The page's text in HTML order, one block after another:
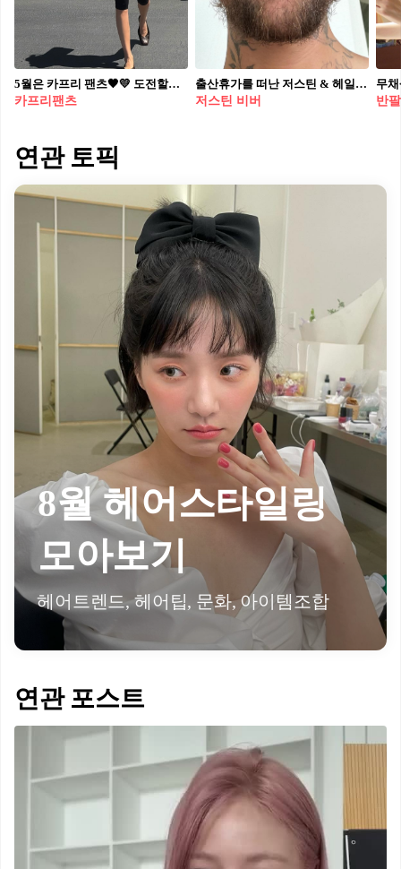
5월은 카프리 팬츠🖤💛 도전할때! 카프리 팬츠?! 이렇게 하면 예쁘게 따라할 수 있어요✍️ 페라리 옆에 선 켄달 제너(Kendall Jenner). 슬림 핏 화이트 롱 슬리브 톱에 블랙 카프리 레깅스로 라인을 정리한 미니멀 룩입니다. 카프리는 아다놀라(Adanola)의 얼티밋 라인 카프리 레깅스. 켄달이 반복 착용해온 베스트셀러예요. 에밀리 라타이코프스키(Emily Ratajkowski)도 아다놀라 카프리를 즐겨 입는 셀럽. 빈티지 그래픽 티에 슬링백 힐, 블랙 롱 자켓에 토 스트랩 뮬 매치. 굽 신발로 일상 룩을 드레시하게 끌어올립니다. 최근 화제가 된 제니(Jennie)의 우즈 데이트 코디입니다. 베이지 니트에 블랙 카프리, 블랙 페니 로퍼로 베이직하게 정리했어요. 베이지 오버사이즈 트렌치를 얹으면 클래식 무드로 전환하며 블랙 미니 백으로 균형을 맞췄습니다. 5월, 켄달도 에밀리도 제니도 카프리. 우리도 한번 도전해봐요! • 켄달 제너 - Adanola Ultimate Capri Leggings
카프리팬츠
출산휴가를 떠난 저스틴 & 헤일리 비버💏🏖️
저스틴 비버
반
연관 토픽
8월 헤어스타일링
모아보기
헤어트렌드, 헤어팁, 문화, 아이템조합
연관 포스트